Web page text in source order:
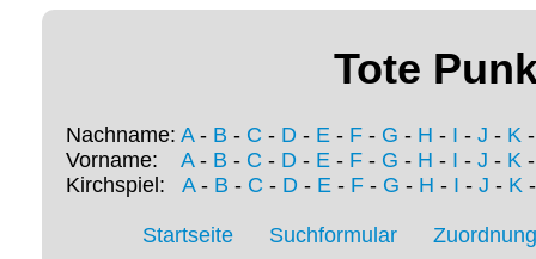
Tote
Nachname: A- B - C - D - E - F - G - H - I - J - K
Vorname: A- B - C - D - E - F - G - H - I - J - K
Kirchspiel: A- B - C - D- E- F- G - H - I - J - K
Startseite Suchformular